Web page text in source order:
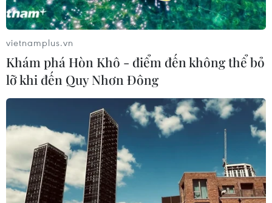
vietnamplus.vn
Khám phá Hòn Khô - điểm đến không thể bỏ
lỡ khi đến Quy Nhơn Đông